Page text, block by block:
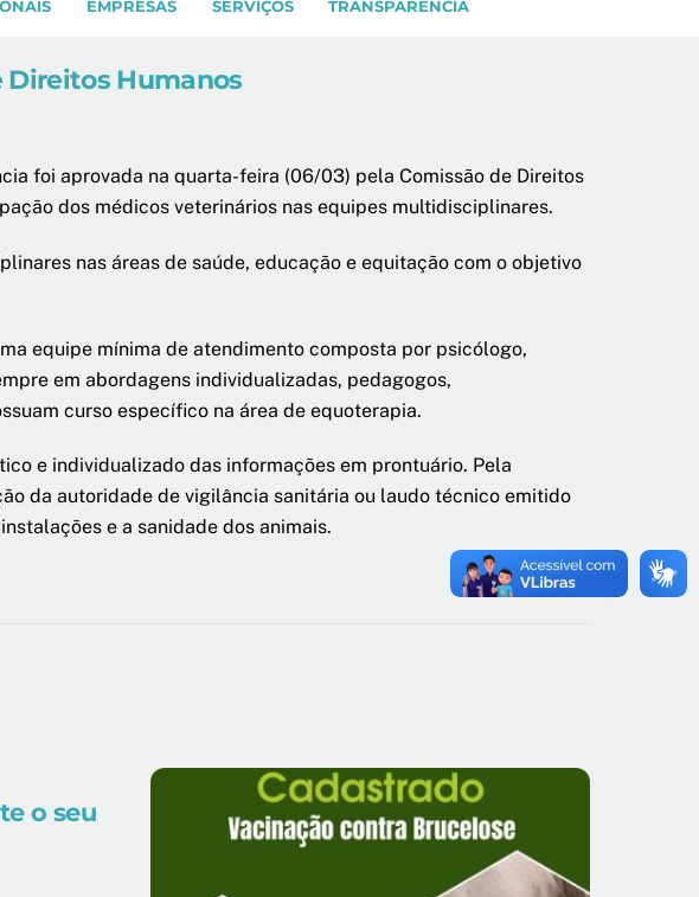
EMPRESAS SERVIÇOS TRANSPARÊNCIA
Direitos Humanos
foi aprovada na quarta-feira (06/03) pela Comissão de Direitos
dos médicos veterinários nas equipes multidisciplinares.
nas áreas de saúde, educação e equitação com o objetivo
equipe mínima de atendimento composta por psicólogo,
em abordagens individualizadas, pedagogos,
curso específico na área de equoterapia.
e individualizado das informações em prontuário. Pela
da autoridade de vigilância sanitária ou laudo técnico emitido
e a sanidade dos animais.
o seu